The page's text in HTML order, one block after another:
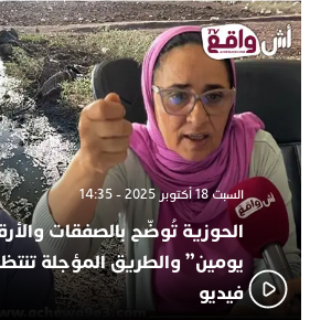
السبت 18 أكتوبر 2025 - 14:35
الحوزية تُوضّح بالصفقات
يومين” والطريق المؤجلة
فيديو